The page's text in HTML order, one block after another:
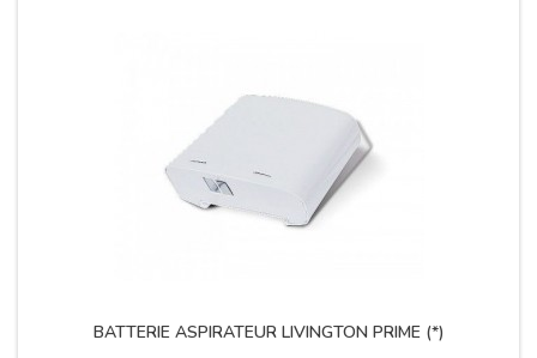
BATTERIE ASPIRATEUR LIVINGTON PRIME (*)